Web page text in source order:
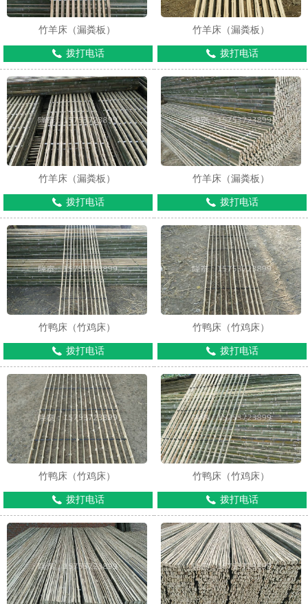
1 3
竹羊床（漏粪板）
拨打电话
竹羊床（漏粪板）
拨打电话
竹羊床（漏粪板）
拨打电话
竹羊床（漏粪板）
拨打电话
竹鸭床（竹鸡床）
拨打电话
竹鸭床（竹鸡床）
拨打电话
竹鸭床（竹鸡床）
拨打电话
竹鸭床（竹鸡床）
拨打电话